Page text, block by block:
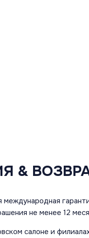
&
не менее 12
салоне и